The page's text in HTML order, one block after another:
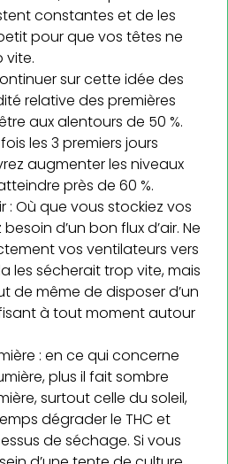
constantes et de les
pour que vos têtes ne
vite.
sur cette idée des
relative des premières
aux alentours de 50 %.
les 3 premiers jours
augmenter les niveaux
près de 60 %.
: Où que vous stockiez vos
d’un bon flux d’air. Ne
vos ventilateurs vers
les sécherait trop vite, mais
de même de disposer d’un
à tout moment autour
: en ce qui concerne
plus il fait sombre
surtout celle du soleil,
dégrader le THC et
de séchage. Si vous